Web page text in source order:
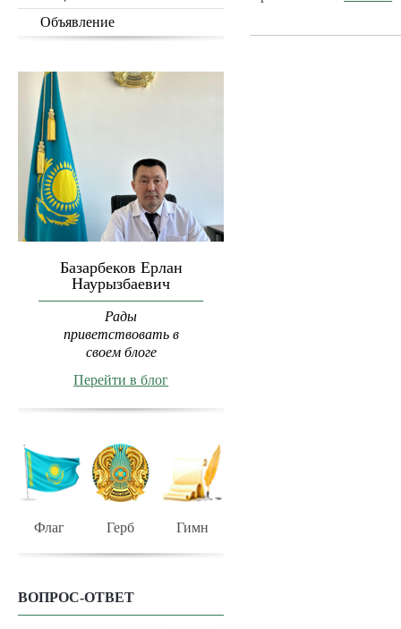
Объявление
Базарбеков Ерлан
Наурызбаевич
Рады
приветствовать в
своем блоге
Перейти в блог
Флаг Герб Гимн
ВОПРОС-ОТВЕТ